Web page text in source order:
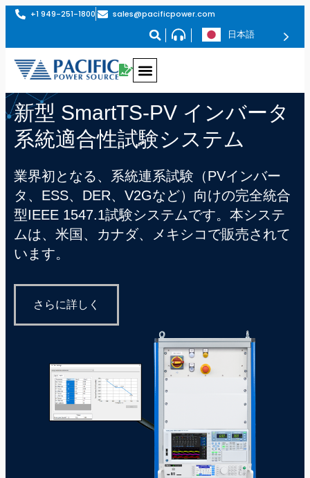
+1 949-251-1800 sales@pacificpower.com
日本語
新型 SmartTS-PV インバータ
系統適合性試験システム
業界初となる、系統連系試験（PVインバー
タ、ESS、DER、V2Gなど）向けの完全統合
型IEEE 1547.1試験システムです。本システ
ムは、米国、カナダ、メキシコで販売されて
います。
さらに詳しく